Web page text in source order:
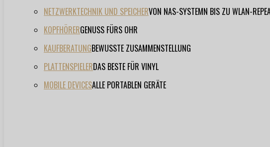
NETZWERKTECHNIK UND SPEICHERVON NAS-SYSTEMN BIS ZU WLAN-
KOPFHÖRERGENUSS FÜRS OHR
KAUFBERATUNGBEWUSSTE ZUSAMMENSTELLUNG
PLATTENSPIELERDAS BESTE FÜR VINYL
MOBILE DEVICESALLE PORTABLEN GERÄTE